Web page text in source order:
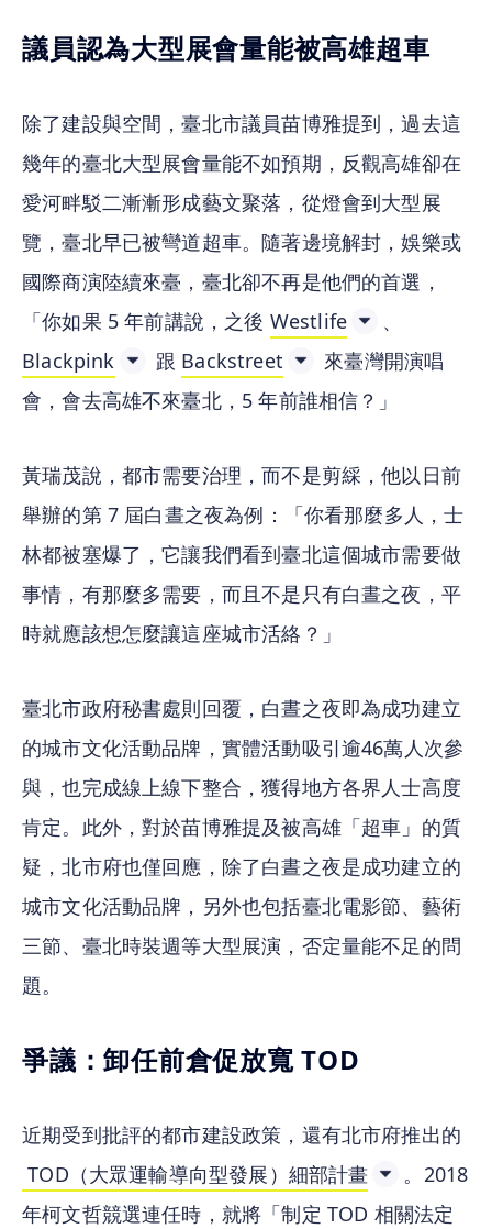
議員認為大型展會量能被高雄超車
除了建設與空間，臺北市議員苗博雅提到，過去這
幾年的臺北大型展會量能不如預期，反觀高雄卻在
愛河畔駁二漸漸形成藝文聚落，從燈會到大型展
覽，臺北早已被彎道超車。隨著邊境解封，娛樂或
國際商演陸續來臺，臺北卻不再是他們的首選，
「你如果 5 年前講說，之後 Westlife
、
Blackpink
跟 Backstreet
來臺灣開演唱
會，會去高雄不來臺北，5 年前誰相信？」
黃瑞茂說，都市需要治理，而不是剪綵，他以日前
舉辦的第 7 屆白晝之夜為例：「你看那麼多人，士
林都被塞爆了，它讓我們看到臺北這個城市需要做
事情，有那麼多需要，而且不是只有白晝之夜，平
時就應該想怎麼讓這座城市活絡？」
臺北市政府秘書處則回覆，白晝之夜即為成功建立
的城市文化活動品牌，實體活動吸引逾46萬人次參
與，也完成線上線下整合，獲得地方各界人士高度
肯定。此外，對於苗博雅提及被高雄「超車」的質
疑，北市府也僅回應，除了白晝之夜是成功建立的
城市文化活動品牌，另外也包括臺北電影節、藝術
三節、臺北時裝週等大型展演，否定量能不足的問
題。
爭議：卸任前倉促放寬 TOD
近期受到批評的都市建設政策，還有北市府推出的
TOD（大眾運輸導向型發展）細部計畫
。2018
年柯文哲競選連任時，就將「制定 TOD 相關法定